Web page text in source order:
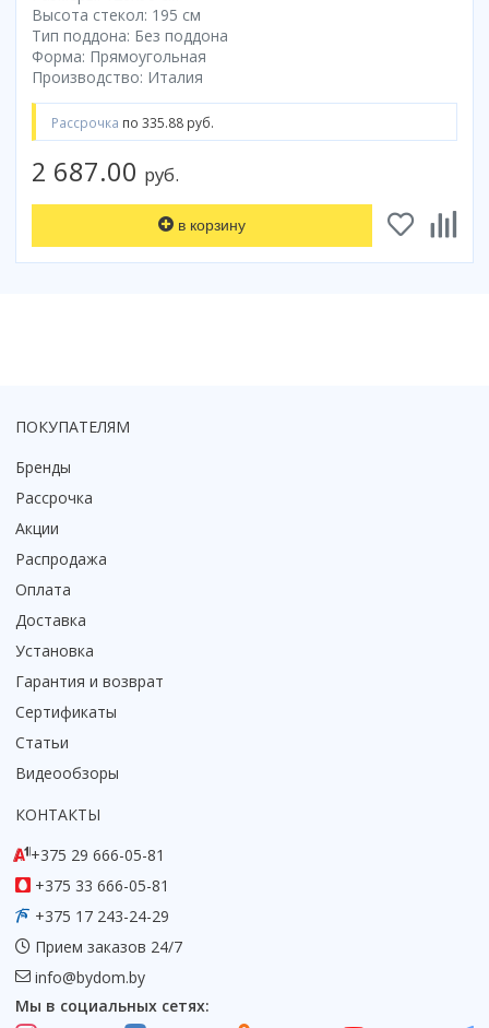
Высота стекол: 195 см
Тип поддона: Без поддона
Форма: Прямоугольная
Производство: Италия
Рассрочка по 335.88 руб.
2 687.00 руб.
в корзину
ПОКУПАТЕЛЯМ
Бренды
Рассрочка
Акции
Распродажа
Оплата
Доставка
Установка
Гарантия и возврат
Сертификаты
Статьи
Видеообзоры
КОНТАКТЫ
+375 29 666-05-81
+375 33 666-05-81
+375 17 243-24-29
Прием заказов 24/7
info@bydom.by
Мы в социальных сетях: